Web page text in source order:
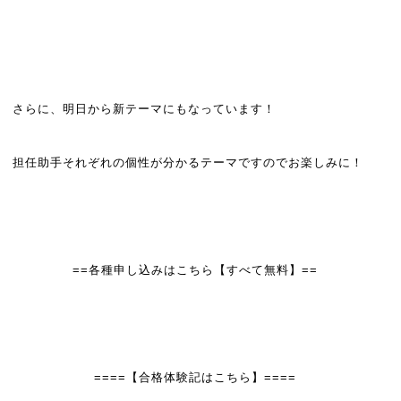
さらに、明日から新テーマにもなっています！
担任助手それぞれの個性が分かるテーマですのでお楽しみに！
==各種申し込みはこちら【すべて無料】==
====【合格体験記はこちら】====